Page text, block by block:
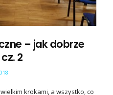
– jak dobrze
2
krokami, a wszystko, co